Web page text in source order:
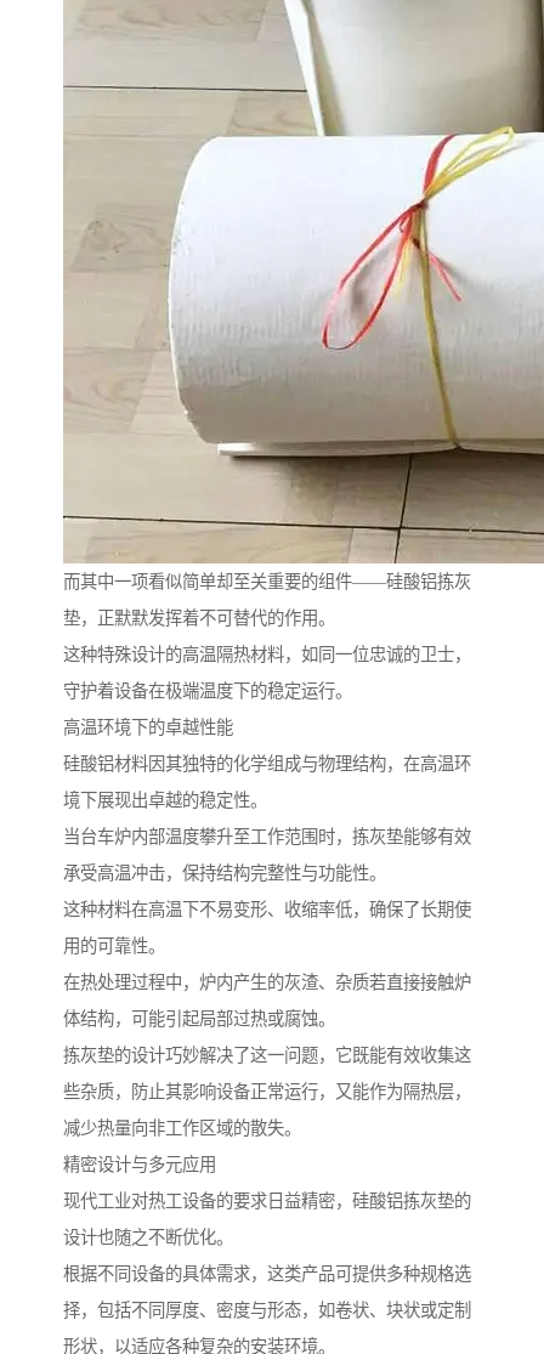
而其中一项看似简单却至关重要的组件——硅酸铝拣灰
垫，正默默发挥着不可替代的作用。
这种特殊设计的高温隔热材料，如同一位忠诚的卫士，
守护着设备在极端温度下的稳定运行。
高温环境下的卓越性能
硅酸铝材料因其独特的化学组成与物理结构，在高温环
境下展现出卓越的稳定性。
当台车炉内部温度攀升至工作范围时，拣灰垫能够有效
承受高温冲击，保持结构完整性与功能性。
这种材料在高温下不易变形、收缩率低，确保了长期使
用的可靠性。
在热处理过程中，炉内产生的灰渣、杂质若直接接触炉
体结构，可能引起局部过热或腐蚀。
拣灰垫的设计巧妙解决了这一问题，它既能有效收集这
些杂质，防止其影响设备正常运行，又能作为隔热层，
减少热量向非工作区域的散失。
精密设计与多元应用
现代工业对热工设备的要求日益精密，硅酸铝拣灰垫的
设计也随之不断优化。
根据不同设备的具体需求，这类产品可提供多种规格选
择，包括不同厚度、密度与形态，如卷状、块状或定制
形状，以适应各种复杂的安装环境。